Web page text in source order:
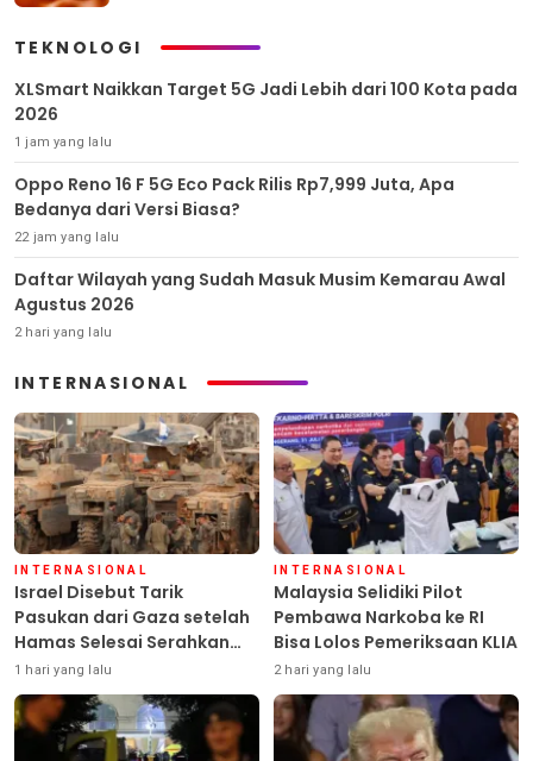
TEKNOLOGI
XLSmart Naikkan Target 5G Jadi Lebih dari 100 Kota pada
2026
1 jam yang lalu
Oppo Reno 16 F 5G Eco Pack Rilis Rp7,999 Juta, Apa
Bedanya dari Versi Biasa?
22 jam yang lalu
Daftar Wilayah yang Sudah Masuk Musim Kemarau Awal
Agustus 2026
2 hari yang lalu
INTERNASIONAL
INTERNASIONAL
Israel Disebut Tarik
Pasukan dari Gaza setelah
Hamas Selesai Serahkan
Senjata
1 hari yang lalu
INTERNASIONAL
Malaysia Selidiki Pilot
Pembawa Narkoba ke RI
Bisa Lolos Pemeriksaan KLIA
2 hari yang lalu